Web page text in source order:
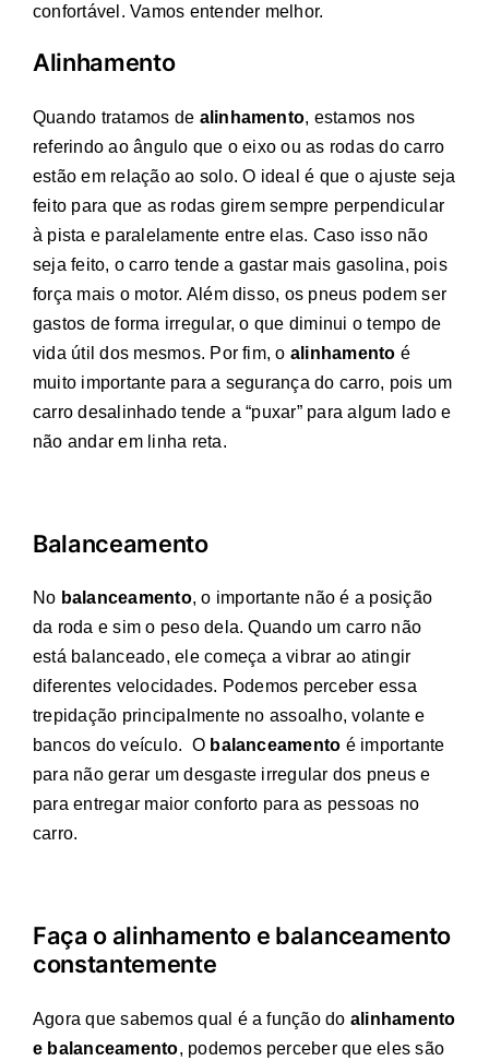
confortável. Vamos entender melhor.
Alinhamento
Quando tratamos de alinhamento, estamos nos
referindo ao ângulo que o eixo ou as rodas do carro
estão em relação ao solo. O ideal é que o ajuste seja
feito para que as rodas girem sempre perpendicular
à pista e paralelamente entre elas. Caso isso não
seja feito, o carro tende a gastar mais gasolina, pois
força mais o motor. Além disso, os pneus podem ser
gastos de forma irregular, o que diminui o tempo de
vida útil dos mesmos. Por fim, o alinhamento é
muito importante para a segurança do carro, pois um
carro desalinhado tende a “puxar” para algum lado e
não andar em linha reta.
Balanceamento
No balanceamento, o importante não é a posição
da roda e sim o peso dela. Quando um carro não
está balanceado, ele começa a vibrar ao atingir
diferentes velocidades. Podemos perceber essa
trepidação principalmente no assoalho, volante e
bancos do veículo. O balanceamento é importante
para não gerar um desgaste irregular dos pneus e
para entregar maior conforto para as pessoas no
carro.
Faça o alinhamento e balanceamento
constantemente
Agora que sabemos qual é a função do alinhamento
e balanceamento, podemos perceber que eles são